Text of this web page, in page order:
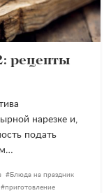
рецепты
нарезке и,
подать
Блюда на праздник
приготовление